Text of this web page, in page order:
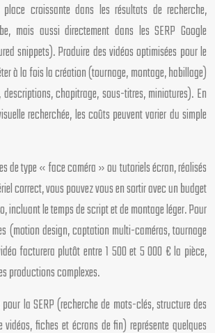
croissante dans les résultats de recherche,
mais aussi directement dans les SERP Google
snippets). Produire des vidéos optimisées pour le
à la fois la création (tournage, montage, habillage)
chapitrage, sous-titres, miniatures). En
recherchée, les coûts peuvent varier du simple
de type « face caméra » ou tutoriels écran, réalisés
correct, vous pouvez vous en sortir avec un budget
incluant le temps de script et de montage léger. Pour
(motion design, captation multi-caméras, tournage
facturera plutôt entre 1 500 et 5 000 € la pièce,
productions complexes.
pour la SERP (recherche de mots-clés, structure des
fiches et écrans de fin) représente quelques